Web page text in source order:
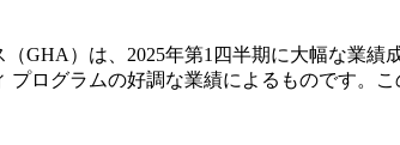
GHA）は、2025年第1四半期に大幅な業
プログラムの好調な業績によるものです。